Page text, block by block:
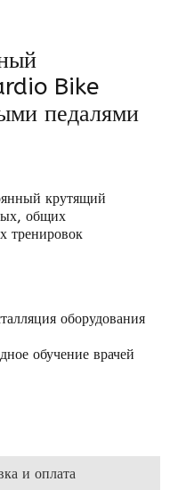
Bike
педалями
крутящий
общих
тренировок
оборудования
обучение врачей
и оплата